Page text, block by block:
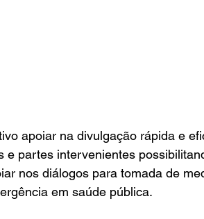
apoiar na divulgação rápida e
e partes intervenientes
nos diálogos para tomada de
em saúde pública.